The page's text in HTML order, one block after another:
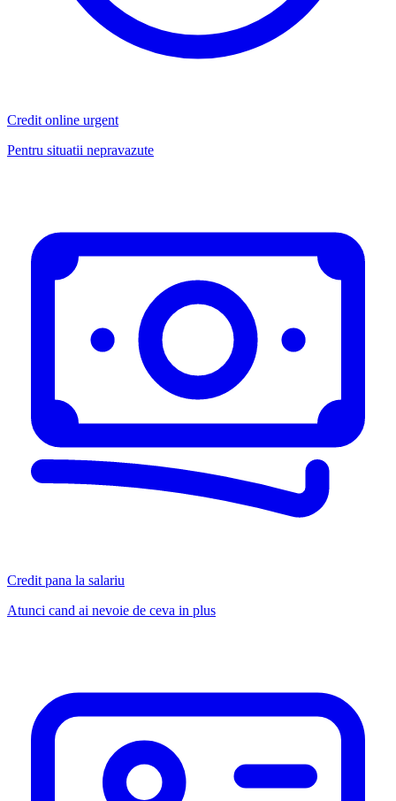
Credit online urgent
Pentru situatii nepravazute
Credit pana la salariu
Atunci cand ai nevoie de ceva in plus